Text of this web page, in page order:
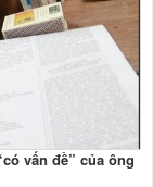
vấn đề” của ông